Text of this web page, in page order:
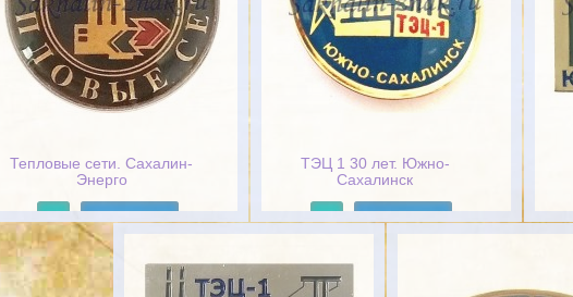
Тепловые сети. Сахалин-
Энерго
ТЭЦ 1 30 лет. Южно-
Сахалинск